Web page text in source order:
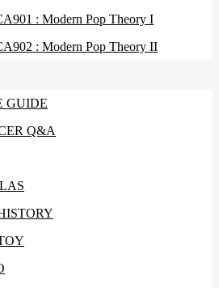
: Modern Pop Theory I
: Modern Pop Theory II
GUIDE
Q&A